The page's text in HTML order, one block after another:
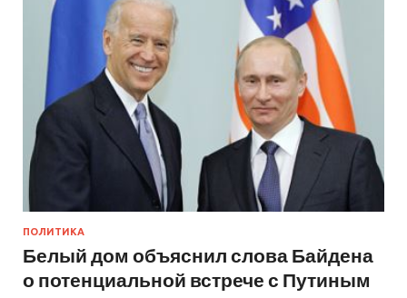
ПОЛИТИКА
Белый дом объяснил слова Байдена
о потенциальной встрече с Путиным